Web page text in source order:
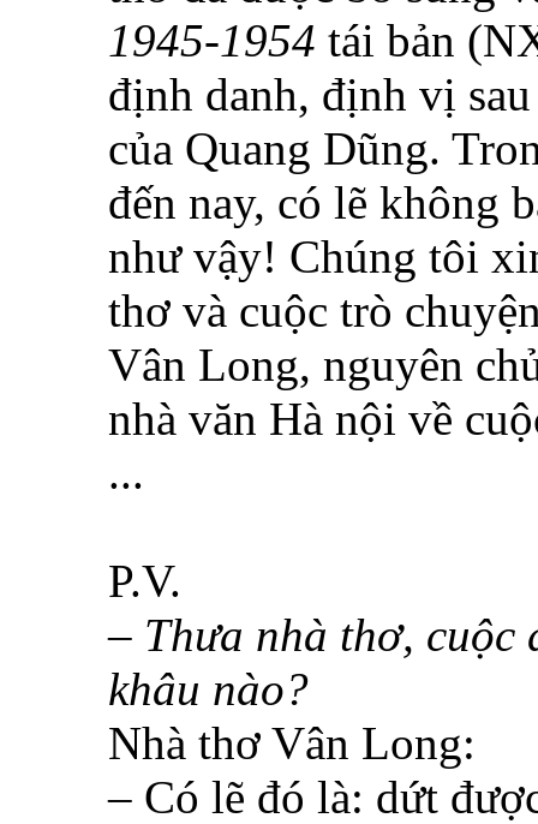
1945-1954 tái bản
định danh, định vị
của Quang Dũng.
đến nay, có lẽ không
như vậy! Chúng tôi
thơ và cuộc trò
Vân Long, nguyên
nhà văn Hà nội về
...
P.V.
– Thưa nhà thơ, cuộc
khâu nào?
Nhà thơ Vân Long:
– Có lẽ đó là: dứt